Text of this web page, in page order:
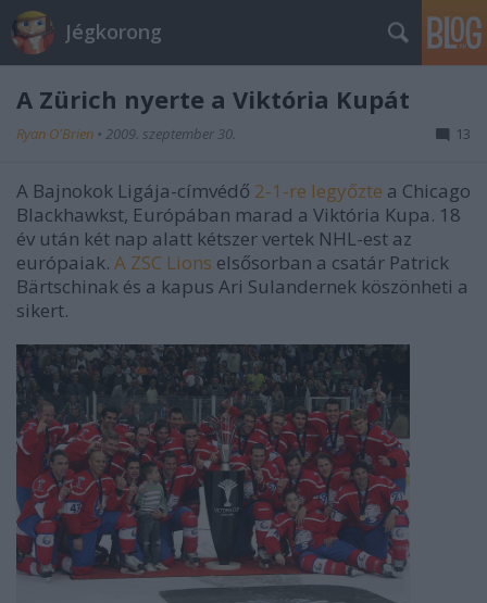
Jégkorong
A Zürich nyerte a Viktória Kupát
Ryan O'Brien • 2009. szeptember 30. 13
A Bajnokok Ligája-címvédő 2-1-re legyőzte a Chicago
Blackhawkst, Európában marad a Viktória Kupa. 18
év után két nap alatt kétszer vertek NHL-est az
európaiak. A ZSC Lions elsősorban a csatár Patrick
Bärtschinak és a kapus Ari Sulandernek köszönheti a
sikert.